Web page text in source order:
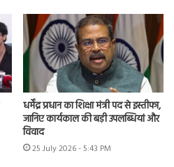
धर्मेंद्र प्रधान का शिक्षा मंत्री पद से इस्तीफा,
जानिए कार्यकाल की बड़ी उपलब्धियां और
विवाद
25 July 2026 - 5:43 PM